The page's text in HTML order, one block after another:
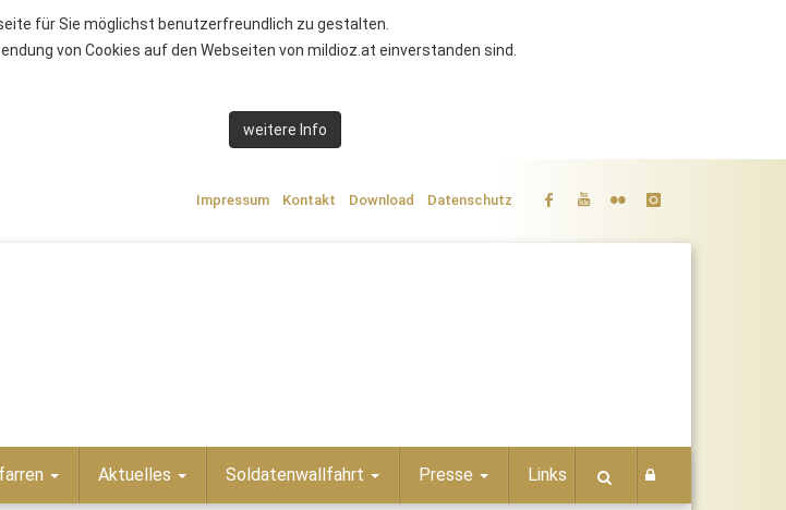
für Sie möglichst benutzerfreundlich zu gestalten.
von Cookies auf den Webseiten von mildioz.at einverstanden sind.
weitere Info
Impressum Kontakt Download Datenschutz
Aktuelles Soldatenwallfahrt Presse Links